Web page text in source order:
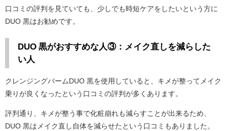
口コミの評判を見ていても、少しでも時短ケアをしたいという方に
DUO 黒はお勧めです。
DUO 黒がおすすめな人③：メイク直しを減らした
い人
クレンジングバームDUO 黒を使用していると、キメが整ってメイク
乗りが良くなったという口コミの評判が多くあります。
評判通り、キメが整う事で化粧崩れも減らすことが出来るため、
DUO 黒はメイク直し自体を減らせたという口コミもありました。